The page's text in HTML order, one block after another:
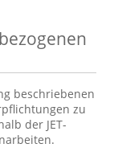
beschriebenen
zu
der JET-